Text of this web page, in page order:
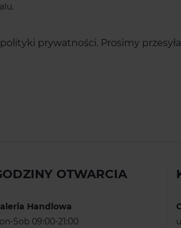
prywatności. Prosimy
OTWARCIA
Handlowa
Sob 09:00-21:00